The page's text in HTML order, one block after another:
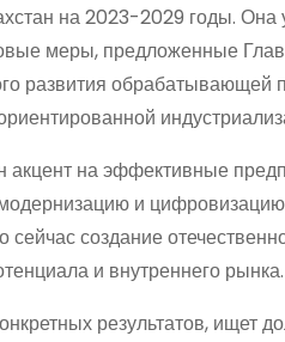
на 2023-2029 годы. Она
меры, предложенные
развития обрабатывающей
акцент на эффективные
и цифровизацию
создание
и внутреннего рынка.
результатов, ищет